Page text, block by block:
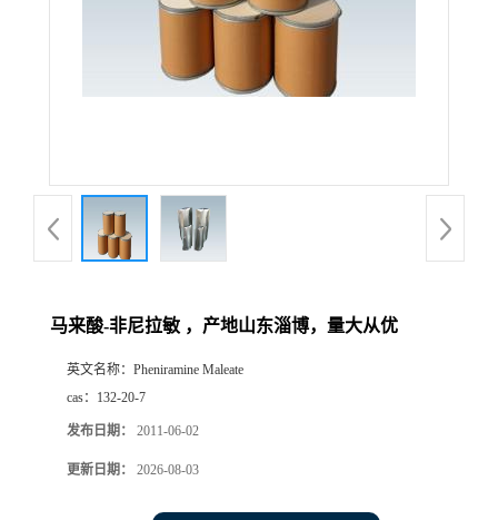
马来酸-非尼拉敏 ，产地山东淄博，量大从优
英文名称： Pheniramine Maleate
cas： 132-20-7
发布日期： 2011-06-02
更新日期： 2026-08-03